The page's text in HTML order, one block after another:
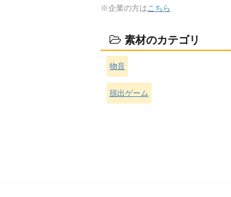
※企業の方はこちら
素材のカテゴリ
物音
脱出ゲーム